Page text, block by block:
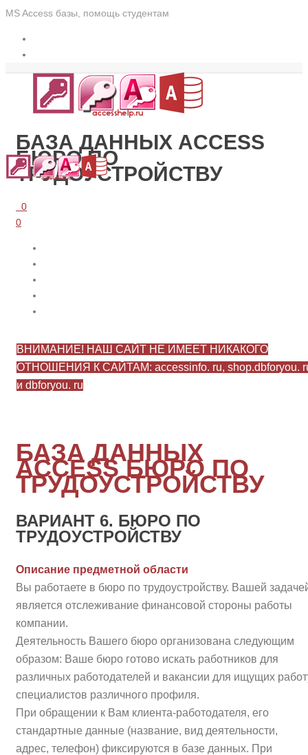
MS Access базы, помощь студентам
БАЗА ДАННЫХ ACCESS
БЮРО ПО
ТРУДOУСТРОЙСТВУ
0
0
ВНИМАНИЕ! НАШ САЙТ НЕ ИМЕЕТ НИКАКОГО
ОТНОШЕНИЯ К САЙТАМ: accessinfo. ru, shop.dbforyou.
и dbforyou. ru
БАЗА ДАННЫХ
ACCESS БЮРО ПО
ТРУДOУСТРОЙСТВУ
ВАРИАНТ 6. БЮРО ПО
ТРУДOУСТРОЙСТВУ
Описание предметной области
Вы работаете в бюро по трудоустройству. Вашей
является отслеживание финансовой стороны работы
компании.
Деятельность Вашего бюро организована следующим
образом: Ваше бюро готово искать работников для
различных работодателей и вакансии для ищущих
специалистов различного профиля.
При обращении к Вам клиента-работодателя, его
стандартные данные (название, вид деятельности,
адрес, телефон) фиксируются в базе данных. При